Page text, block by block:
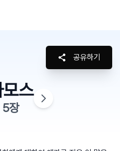
공유하기
스
5장